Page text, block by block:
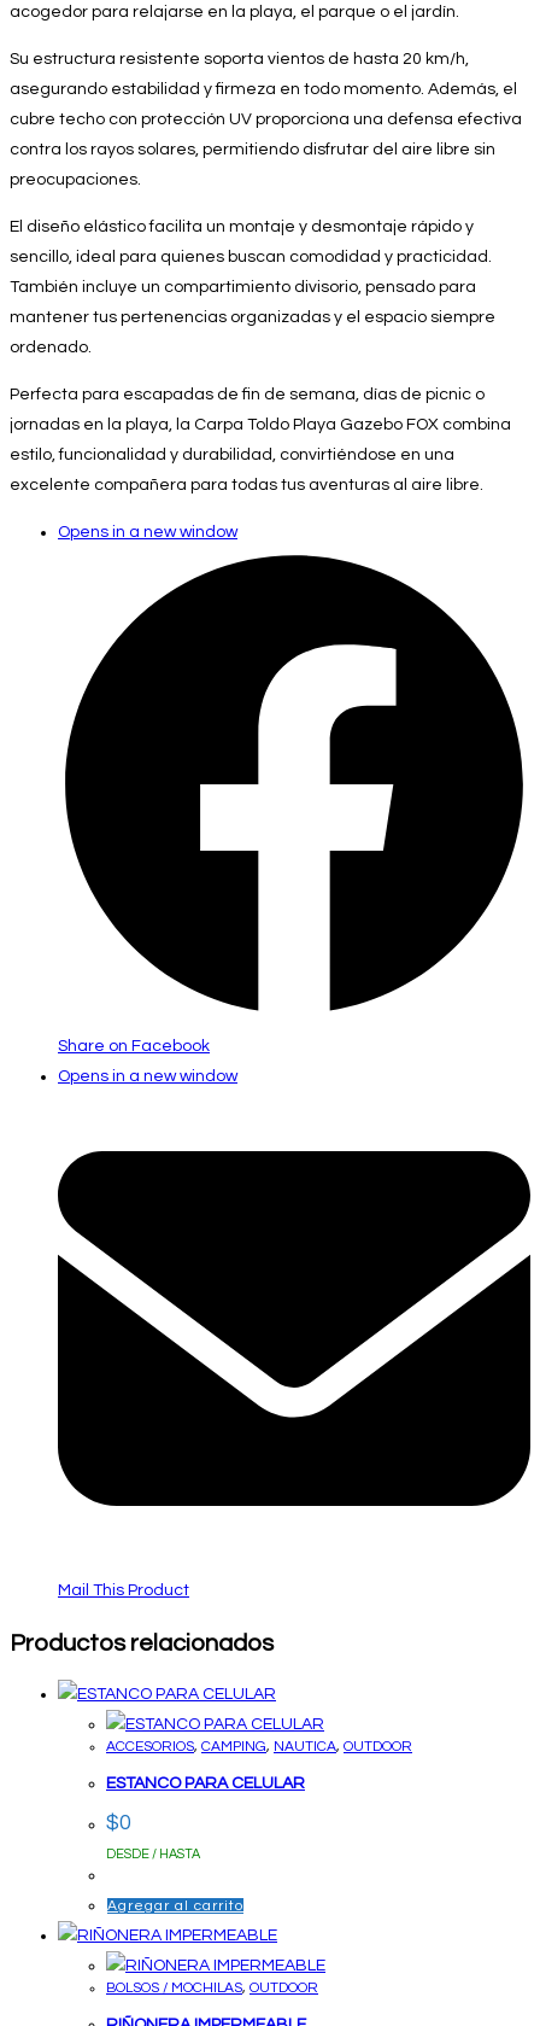
acogedor para relajarse en la playa, el parque o el jardín.
Su estructura resistente soporta vientos de hasta 20 km/h,
asegurando estabilidad y firmeza en todo momento. Además, el
cubre techo con protección UV proporciona una defensa efectiva
contra los rayos solares, permitiendo disfrutar del aire libre sin
preocupaciones.
El diseño elástico facilita un montaje y desmontaje rápido y
sencillo, ideal para quienes buscan comodidad y practicidad.
También incluye un compartimiento divisorio, pensado para
mantener tus pertenencias organizadas y el espacio siempre
ordenado.
Perfecta para escapadas de fin de semana, días de picnic o
jornadas en la playa, la Carpa Toldo Playa Gazebo FOX combina
estilo, funcionalidad y durabilidad, convirtiéndose en una
excelente compañera para todas tus aventuras al aire libre.
Opens in a new window
Share on Facebook
Opens in a new window
Mail This Product
Productos relacionados
ACCESORIOS, CAMPING, NAUTICA, OUTDOOR
ESTANCO PARA CELULAR
$0
DESDE / HASTA
Agregar al carrito
BOLSOS / MOCHILAS, OUTDOOR